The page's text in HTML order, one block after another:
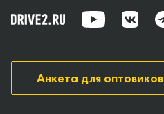
Анкета для оптовиков